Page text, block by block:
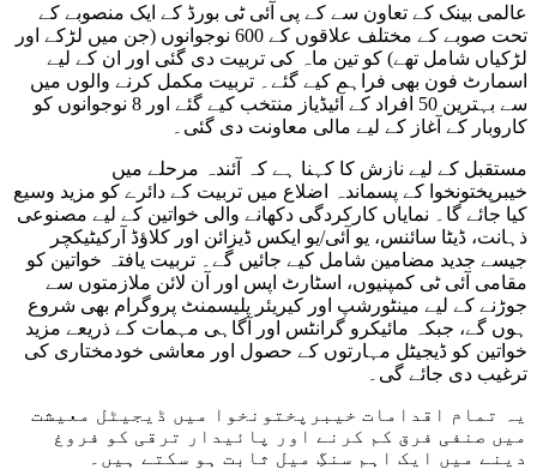
عالمی بینک کے تعاون سے کے پی آئی ٹی بورڈ کے ایک منصوبے کے
تحت صوبے کے مختلف علاقوں کے 600 نوجوانوں (جن میں لڑکے اور
لڑکیاں شامل تھے) کو تین ماہ کی تربیت دی گئی اور ان کے لیے
اسمارٹ فون بھی فراہم کیے گئے۔ تربیت مکمل کرنے والوں میں
سے بہترین 50 افراد کے آئیڈیاز منتخب کیے گئے اور 8 نوجوانوں کو
کاروبار کے آغاز کے لیے مالی معاونت دی گئی۔
مستقبل کے لیے نازش کا کہنا ہے کہ آئندہ مرحلے میں
خیبرپختونخوا کے پسماندہ اضلاع میں تربیت کے دائرے کو مزید وسیع
کیا جائے گا۔ نمایاں کارکردگی دکھانے والی خواتین کے لیے مصنوعی
ذہانت، ڈیٹا سائنس، یو آئی/یو ایکس ڈیزائن اور کلاؤڈ آرکیٹیکچر
جیسے جدید مضامین شامل کیے جائیں گے۔ تربیت یافتہ خواتین کو
مقامی آئی ٹی کمپنیوں، اسٹارٹ اپس اور آن لائن ملازمتوں سے
جوڑنے کے لیے مینٹورشپ اور کیریئر پلیسمنٹ پروگرام بھی شروع
ہوں گے، جبکہ مائیکرو گرانٹس اور آگاہی مہمات کے ذریعے مزید
خواتین کو ڈیجیٹل مہارتوں کے حصول اور معاشی خودمختاری کی
ترغیب دی جائے گی۔
یہ تمام اقدامات خیبرپختونخوا میں ڈیجیٹل معیشت
میں صنفی فرق کم کرنے اور پائیدار ترقی کو فروغ
دینے میں ایک اہم سنگِ میل ثابت ہو سکتے ہیں۔